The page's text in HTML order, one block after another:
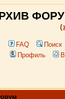
FAQ Поиск
Профиль